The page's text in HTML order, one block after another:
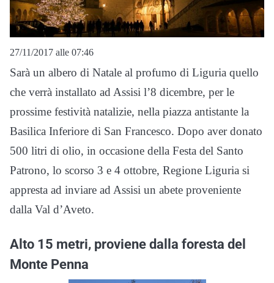
27/11/2017 alle 07:46
Sarà un albero di Natale al profumo di Liguria quello
che verrà installato ad Assisi l’8 dicembre, per le
prossime festività natalizie, nella piazza antistante la
Basilica Inferiore di San Francesco. Dopo aver donato
500 litri di olio, in occasione della Festa del Santo
Patrono, lo scorso 3 e 4 ottobre, Regione Liguria si
appresta ad inviare ad Assisi un abete proveniente
dalla Val d’Aveto.
Alto 15 metri, proviene dalla foresta del
Monte Penna